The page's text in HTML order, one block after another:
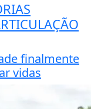
finalmente
vidas